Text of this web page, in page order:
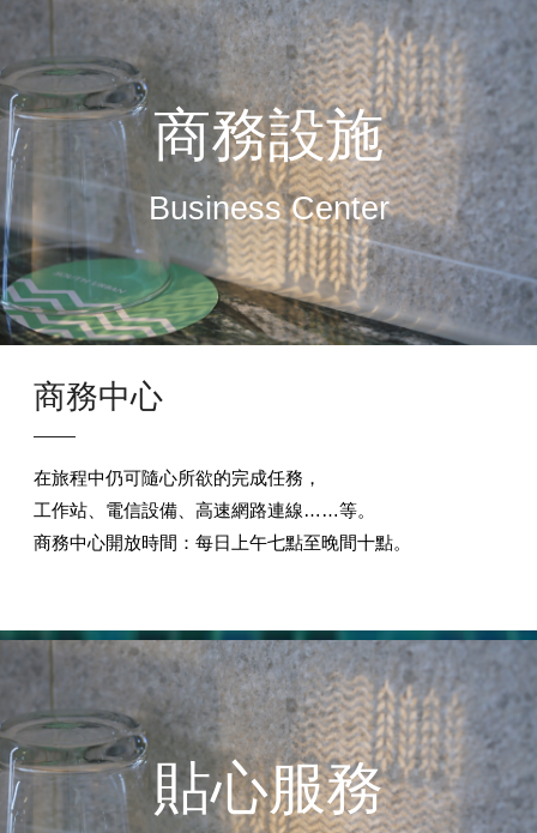
商務設施
Business Center
商務中心
在旅程中仍可隨心所欲的完成任務，
工作站、電信設備、高速網路連線……等。
商務中心開放時間：每日上午七點至晚間十點。
貼心服務